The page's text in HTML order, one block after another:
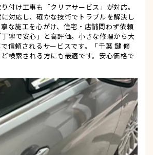
付け工事も「クリアサービス」が対応。
対応し、確かな技術でトラブルを解決し
な施工を心がけ、住宅・店舗問わず依頼
寧で安心」と高評価。小さな修理から大
信頼されるサービスです。「千葉 鍵 修
検索される方にも最適です。安心価格で